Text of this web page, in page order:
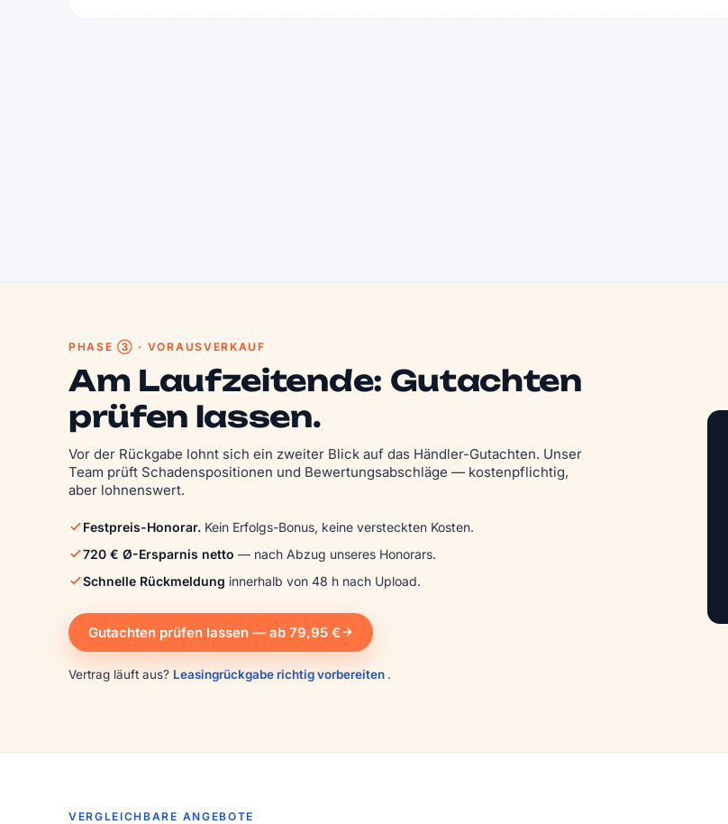
PHASE ③ · VORAUSVERKAUF
Am Laufzeitende: Gutachten
prüfen lassen.
Vor der Rückgabe lohnt sich ein zweiter Blick auf das Händler-Gutachten. Unser
Team prüft Schadens­positionen und Bewertungs­abschläge — kostenpflichtig,
aber lohnenswert.
Festpreis-Honorar. Kein Erfolgs-Bonus, keine versteckten Kosten.
720 € Ø-Ersparnis netto — nach Abzug unseres Honorars.
Schnelle Rückmeldung innerhalb von 48 h nach Upload.
Gutachten prüfen lassen — ab 79,95 €
Vertrag läuft aus? Leasingrückgabe richtig vorbereiten .
VERGLEICHBARE ANGEBOTE